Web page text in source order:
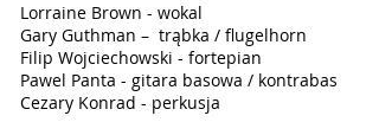
Lorraine Brown - wokal
Gary Guthman – trąbka / flugelhorn
Filip Wojciechowski - fortepian
Pawel Panta - gitara basowa / kontrabas
Cezary Konrad - perkusja